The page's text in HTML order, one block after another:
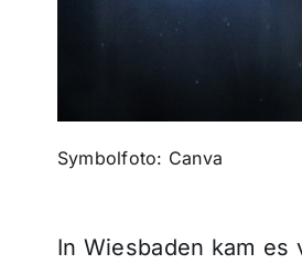
Symbolfoto: Canva
In Wiesbaden kam es